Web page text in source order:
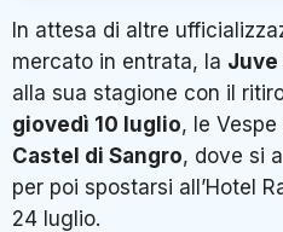
In attesa di altre
mercato in entrata, la Juve
alla sua stagione con il
giovedì 10 luglio, le
Castel di Sangro, dove si
per poi spostarsi all’Hotel
24 luglio.